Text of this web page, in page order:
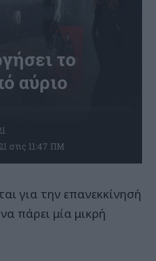
το
αύριο
στις 11:47 ΠΜ
για την επανεκκίνησή
πάρει μία μικρή